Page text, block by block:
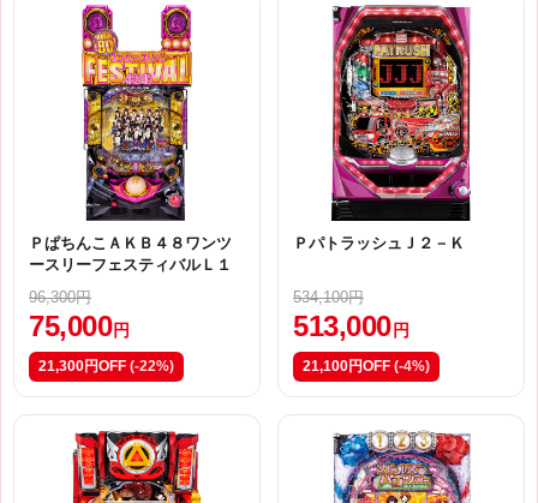
ＰぱちんこＡＫＢ４８ワンツ
ースリーフェスティバルＬ１
96,300円
75,000 円
21,300円OFF (-22%)
ＰパトラッシュＪ２－Ｋ
534,100円
513,000 円
21,100円OFF (-4%)